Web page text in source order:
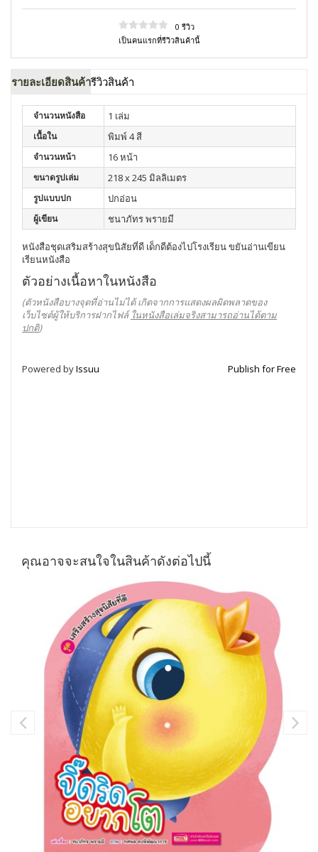
0 รีวิว
เป็นคนแรกที่รีวิวสินค้านี้
รายละเอียดสินค้ารีวิวสินค้า
จำนวนหนังสือ 1 เล่ม
เนื้อใน พิมพ์ 4 สี
จำนวนหน้า 16 หน้า
ขนาดรูปเล่ม 218 x 245 มิลลิเมตร
รูปแบบปก ปกอ่อน
ผู้เขียน ชนาภัทร พรายมี
หนังสือชุดเสริมสร้างสุขนิสัยที่ดี เด็กดีต้องไปโรงเรียน ขยันอ่านเขียน
เรียนหนังสือ
ตัวอย่างเนื้อหาในหนังสือ
(ตัวหนังสือบางจุดที่อ่านไม่ได้ เกิดจากการแสดงผลผิดพลาดของ
เว็บไซต์ผู้ให้บริการฝากไฟล์ ในหนังสือเล่มจริงสามารถอ่านได้ตาม
ปกติ)
Powered byIssuu Publish for Free
คุณอาจจะสนใจในสินค้าดังต่อไปนี้